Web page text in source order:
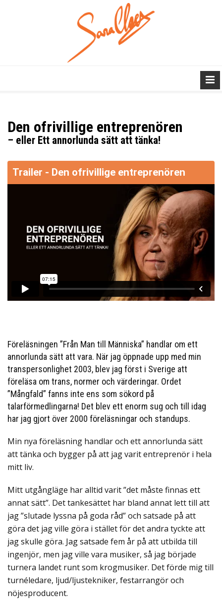
Den ofrivillige entreprenören
– eller Ett annorlunda sätt att tänka!
Trailer - Den ofrivillige entreprenören
Föreläsningen ”Från Man till Människa” handlar om ett
annorlunda sätt att vara. När jag öppnade upp med min
transpersonlighet 2003, blev jag först i Sverige att
föreläsa om trans, normer och värderingar. Ordet
”Mångfald” fanns inte ens som sökord på
talarförmedlingarna! Det blev ett enorm sug och till idag
har jag gjort över 2000 föreläsningar och standups.
Min nya föreläsning handlar och ett annorlunda sätt
att tänka och bygger på att jag varit entreprenör i hela
mitt liv.
Mitt utgångläge har alltid varit ”det måste finnas ett
annat sätt”. Det tankesättet har bland annat lett till att
jag ”slutade lyssna på goda råd” och satsade på att
göra det jag ville göra i stället för det andra tyckte att
jag skulle göra. Jag satsade fem år på att utbilda till
ingenjör, men jag ville vara musiker, så jag började
turnera landet runt som krogmusiker. Det förde mig till
turnéledare, ljud/ljustekniker, festarrangör och
nöjesproducent.